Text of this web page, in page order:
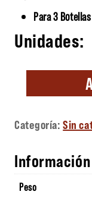
Para 3
Categoría:Sin
Peso